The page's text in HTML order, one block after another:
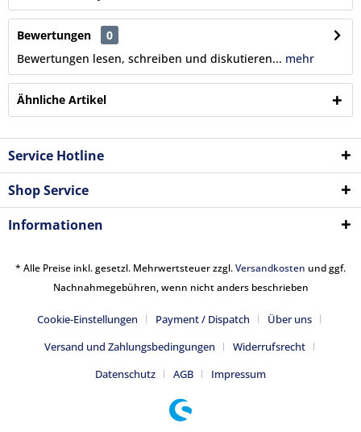
Bewertungen
0
Bewertungen lesen, schreiben und diskutieren... mehr
Ähnliche Artikel
Service Hotline
Shop Service
Informationen
* Alle Preise inkl. gesetzl. Mehrwertsteuer zzgl.Versandkosten und ggf.
Nachnahmegebühren, wenn nicht anders beschrieben
Cookie-Einstellungen Payment / Dispatch
Über uns
Versand und Zahlungsbedingungen
Widerrufsrecht
Datenschutz
AGB Impressum